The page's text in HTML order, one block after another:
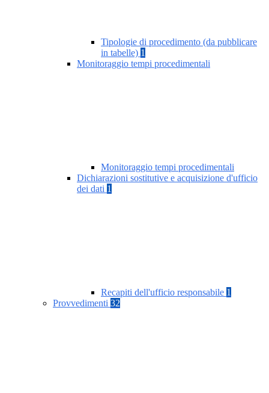
Tipologie di procedimento (da pubblicare
in tabelle) 1
Monitoraggio tempi procedimentali
Monitoraggio tempi procedimentali
Dichiarazioni sostitutive e acquisizione d'ufficio
dei dati 1
Recapiti dell'ufficio responsabile 1
Provvedimenti 32